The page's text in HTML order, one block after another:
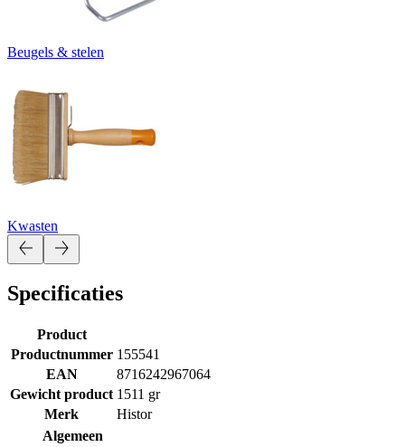
Beugels & stelen
Kwasten
Specificaties
Product
Productnummer 155541
EAN
8716242967064
Gewicht product 1511 gr
Merk
Histor
Algemeen